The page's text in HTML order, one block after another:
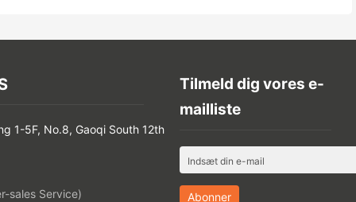
1-5F, No.8, Gaoqi South 12th
sales Service)
Tilmeld dig vores e-
mailliste